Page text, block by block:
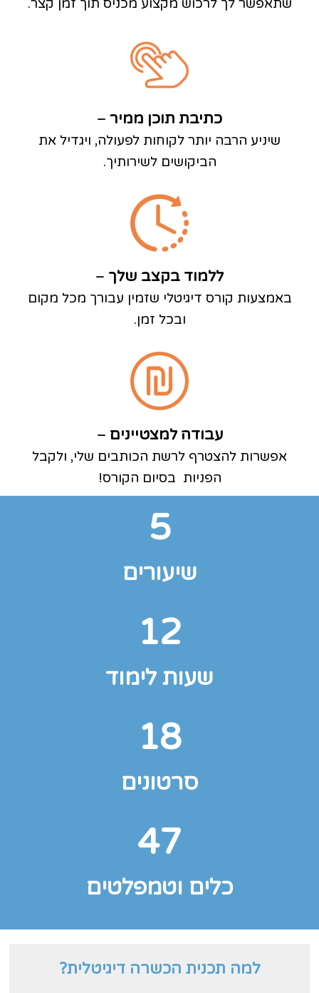
שתאפשר לך לרכוש מקצוע מכניס תוך זמן קצר.
כתיבת תוכן ממיר –
שיניע הרבה יותר לקוחות לפעולה, ויגדיל את
הביקושים לשירותיך.
ללמוד בקצב שלך –
באמצעות קורס דיגיטלי שזמין עבורך מכל מקום
ובכל זמן.
עבודה למצטיינים –
אפשרות להצטרף לרשת הכותבים שלי, ולקבל
הפניות בסיום הקורס!
5
שיעורים
12
שעות לימוד
18
סרטונים
47
כלים וטמפלטים
למה תכנית הכשרה דיגיטלית?